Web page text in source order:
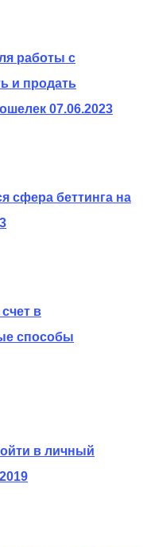
работы с
и продать
07.06.2023
сфера беттинга на
в
способы
в личный